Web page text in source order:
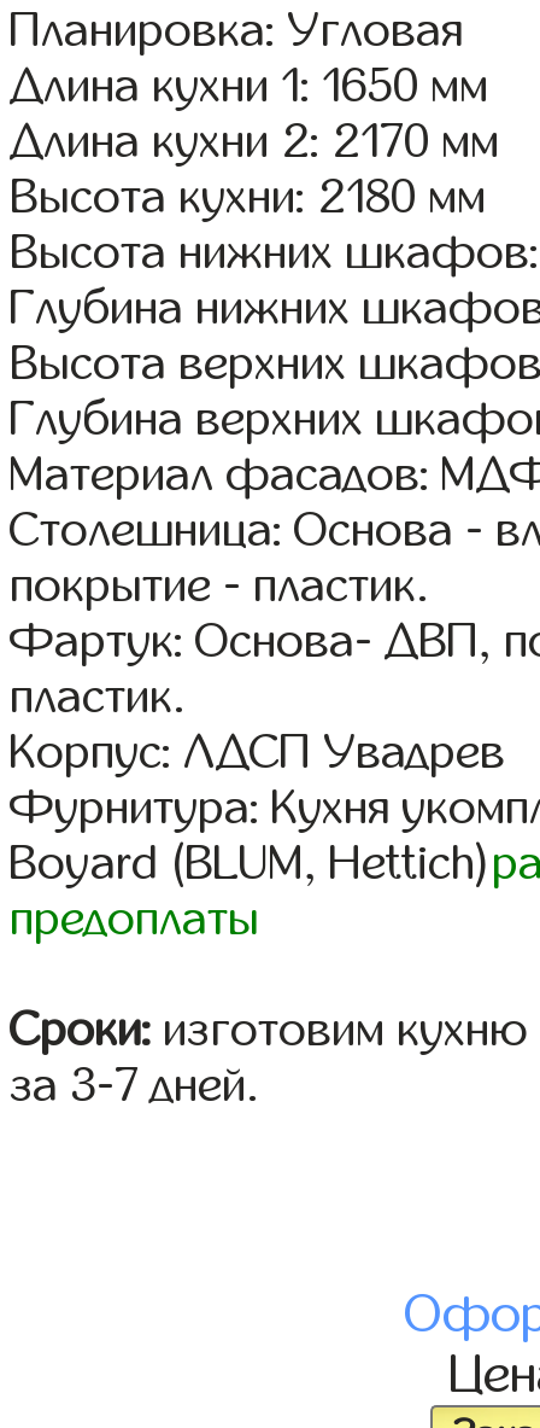
Планировка: Угловая
Длина кухни 1: 1650 мм
Длина кухни 2: 2170 мм
Высота кухни: 2180 мм
Высота нижних
Глубина нижних
Высота верхних
Глубина верхних
Материал фасадов:
Столешница: Основа -
покрытие - пластик.
Фартук: Основа- ДВП,
пластик.
Корпус: ЛДСП Увадрев
Фурнитура: Кухня
Boyard (BLUM, Hettich)
предоплаты
Сроки: изготовим
за 3-7 дней.